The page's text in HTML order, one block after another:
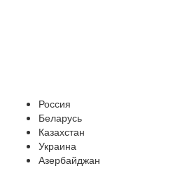
Россия
Беларусь
Казахстан
Украина
Азербайджан